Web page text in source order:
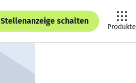
Stellenanzeige schalten
Produkte